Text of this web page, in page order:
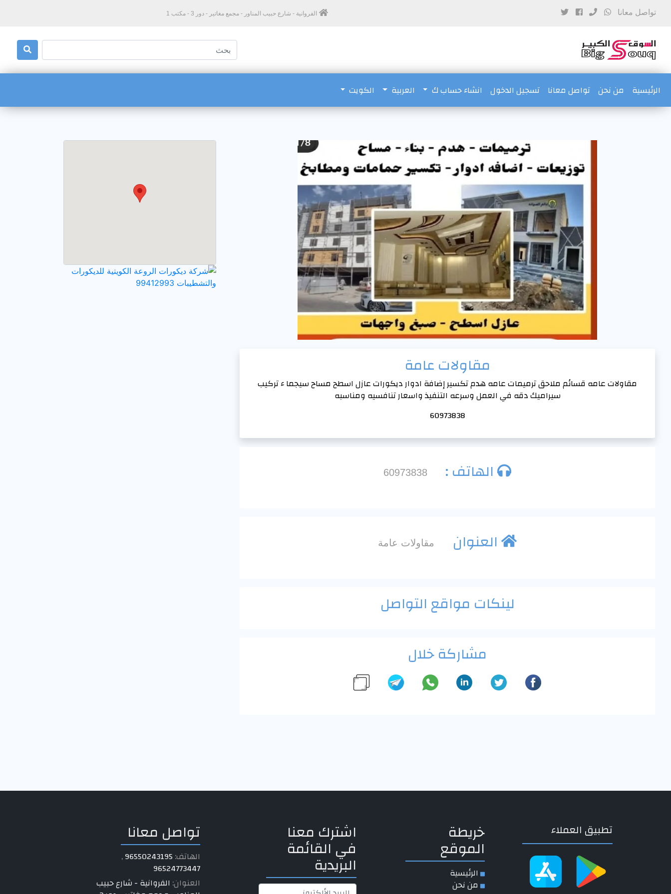
الفروانية - شارع حبيب المناور - مجمع مغاتير - دور 3 - مكتب 1 تواصل معانا
الرئيسية من نحن تواصل معانا تسجيل الدخول انشاء حساب ك العربية الكويت
مقاولات عامة
مقاولات عامه قسائم ملاحق ترميمات عامه هدم تكسير إضافة ادوار ديكورات عازل اسطح مساح سيجما ء تركيب
سيراميك دقه في العمل وسرعه التنفيذ واسعار تنافسيه ومناسبه
60973838
الهاتف : 60973838
العنوان مقاولات عامة
لينكات مواقع التواصل
مشاركة خلال
تطبيق العملاء خريطة
الموقع
الرئيسية
من نحن
اشترك معنا
في القائمة
البريدية
تواصل معانا
الهاتف: 96550243195
,
96524773447
العنوان: الفروانية - شارع حبيب